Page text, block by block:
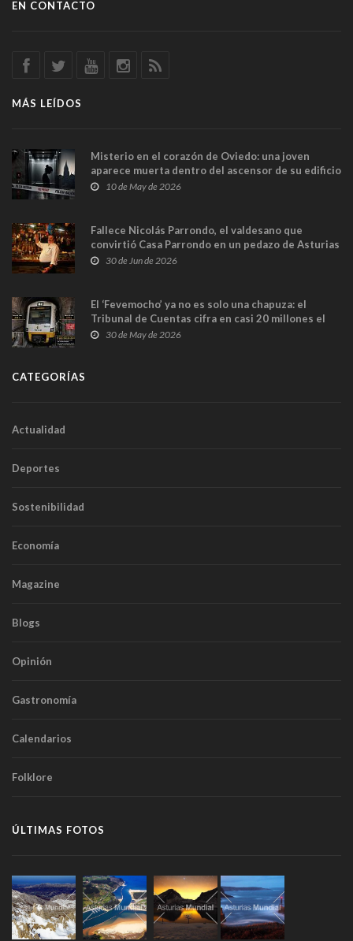
EN CONTACTO
MÁS LEÍDOS
Misterio en el corazón de Oviedo: una joven
aparece muerta dentro del ascensor de su edificio
y las cámaras captan sus últimos minutos
10 de May de 2026
Fallece Nicolás Parrondo, el valdesano que
convirtió Casa Parrondo en un pedazo de Asturias
en Madrid
30 de Jun de 2026
El ‘Fevemocho’ ya no es solo una chapuza: el
Tribunal de Cuentas cifra en casi 20 millones el
sobrecoste de los trenes que no cabían por los
30 de May de 2026
CATEGORÍAS
Actualidad
Deportes
Sostenibilidad
Economía
Magazine
Blogs
Opinión
Gastronomía
Calendarios
Folklore
ÚLTIMAS FOTOS